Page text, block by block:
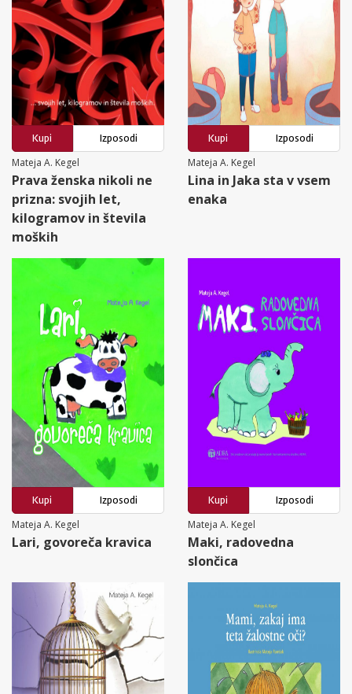
Kupi
Izposodi
Mateja A. Kegel
Prava ženska nikoli ne
prizna: svojih let,
kilogramov in števila
moških
Kupi
Izposodi
Mateja A. Kegel
Lina in Jaka sta v vsem
enaka
Kupi
Izposodi
Mateja A. Kegel
Lari, govoreča kravica
Kupi
Izposodi
Mateja A. Kegel
Maki, radovedna
slončica